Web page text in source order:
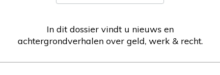
In dit dossier vindt u nieuws en
achtergrondverhalen over geld, werk & recht.